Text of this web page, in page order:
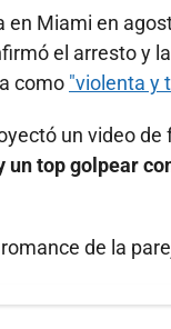
en Miami en
el arresto y
como "violenta y
un video
un top golpear
de la